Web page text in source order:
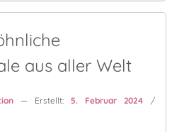
aus aller Welt
— Erstellt: 5. Februar 2024 /